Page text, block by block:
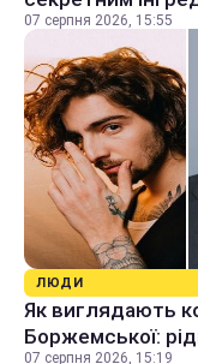
07 серпня 2026, 15:55
ЛЮДИ
Як виглядають
Боржемської:
07 серпня 2026, 15:19